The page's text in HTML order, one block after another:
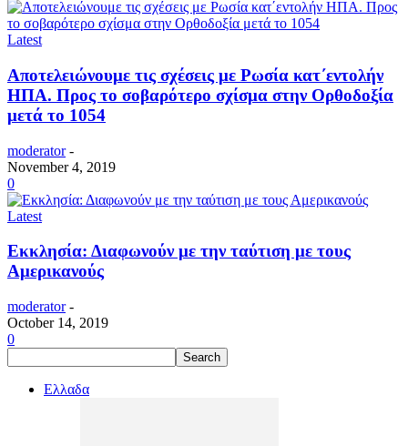
Latest
Aποτελειώνουμε τις σχέσεις με Ρωσία κατ΄εντολήν
ΗΠΑ. Προς το σοβαρότερο σχίσμα στην Ορθοδοξία
μετά το 1054
moderator -
November 4, 2019
0
Latest
Εκκλησία: Διαφωνούν με την ταύτιση με τους
Αμερικανούς
moderator -
October 14, 2019
0
Ελλαδα